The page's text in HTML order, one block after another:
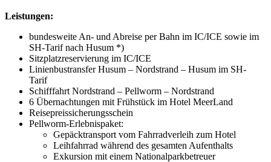
Leistungen:
bundesweite An- und Abreise per Bahn im IC/ICE sowie im
SH-Tarif nach Husum *)
Sitzplatzreservierung im IC/ICE
Linienbustransfer Husum – Nordstrand – Husum im SH-
Tarif
Schifffahrt Nordstrand – Pellworm – Nordstrand
6 Übernachtungen mit Frühstück im Hotel MeerLand
Reisepreissicherungsschein
Pellworm-Erlebnispaket:
Gepäcktransport vom Fahrradverleih zum Hotel
Leihfahrrad während des gesamten Aufenthalts
Exkursion mit einem Nationalparkbetreuer